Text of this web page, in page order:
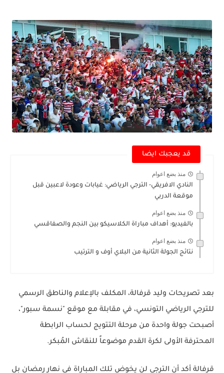
قد يعجبك ايضا
منذ بضع اعوام
النادي الافريقي- الترجي الرياضي: غيابات وعودة لاعبين قبل
موقعة الدربي
منذ بضع اعوام
بالفيديو: أهداف مباراة الكلاسيكو بين النجم والصفاقسي
منذ بضع اعوام
نتائج الجولة الثانية من البلاي أوف و الترتيب
بعد تصريحات وليد قرفالة، المكلف بالإعلام والناطق الرسمي
للترجي الرياضي التونسي، في مقابلة مع موقع "نسمة سبور"،
أصبحت جولة واحدة من مرحلة التتويج لحساب الرابطة
المحترفة الأولى لكرة القدم موضوعاً للنقاش المُبكر.
قرفالة أكد أن الترجي لن يخوض تلك المباراة في نهار رمضان بل